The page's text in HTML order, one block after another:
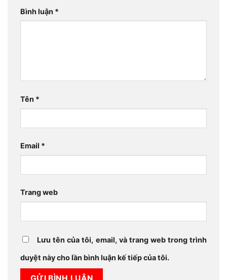
Bình luận *
Tên *
Email *
Trang web
Lưu tên của tôi, email, và trang web trong trình
duyệt này cho lần bình luận kế tiếp của tôi.